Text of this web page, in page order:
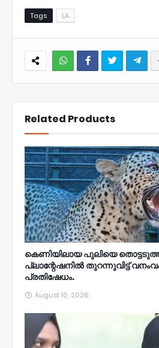
Tags LA
Related Products
കെണിയിലായ പുലിയെ
പ്ലാന്റേഷനിൽ തുറന്നുവിട്ട്‌
പ്രതിഷേധം.
August 10, 2026